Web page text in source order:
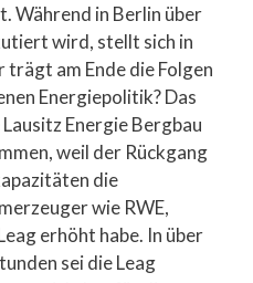
Während in Berlin über
wird, stellt sich in
trägt am Ende die Folgen
Energiepolitik? Das
Energie Bergbau
weil der Rückgang
die
wie RWE,
erhöht habe. In über
sei die Leag